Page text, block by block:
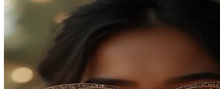
Starbooks
Stick-O